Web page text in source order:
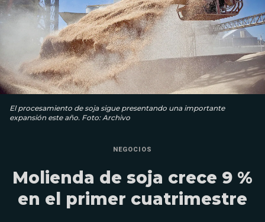
El procesamiento de soja sigue presentando una importante
expansión este año. Foto: Archivo
NEGOCIOS
Molienda de soja crece 9 %
en el primer cuatrimestre